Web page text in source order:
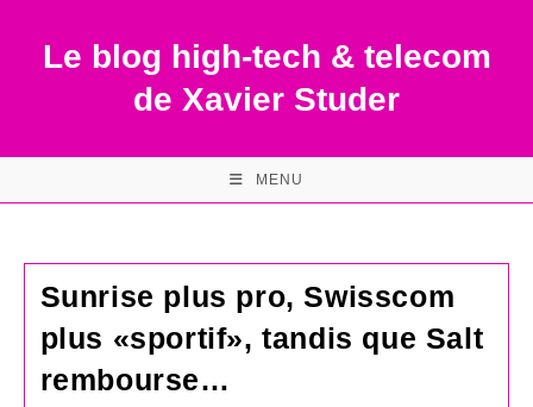
contentLe blog high-tech & telecom
de Xavier Studer
MENU
Sunrise plus pro, Swisscom
plus «sportif», tandis que Salt
rembourse…